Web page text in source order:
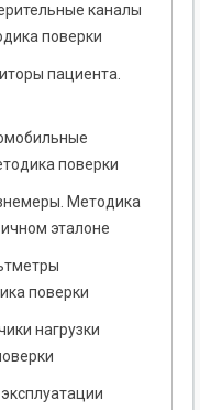
каналы
поверки
пациента.
поверки
Методика
эталоне
поверки
нагрузки